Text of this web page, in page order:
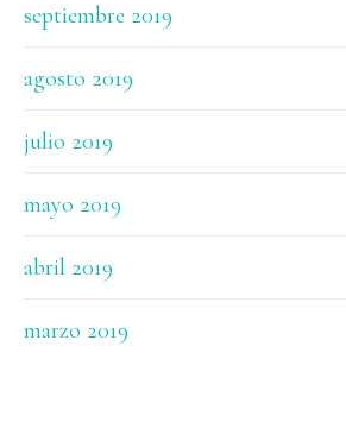
septiembre 2019
agosto 2019
julio 2019
mayo 2019
abril 2019
marzo 2019